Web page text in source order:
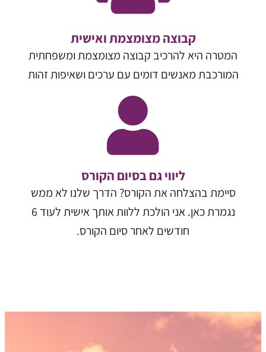
קבוצה מצומצמת ואישית
המטרה היא להרכיב קבוצה מצומצמת ומשפחתית
המורכבת מאנשים דומים עם ערכים ושאיפות זהות
ליווי גם בסיום הקורס
סיימת בהצלחה את הקורס? הדרך שלנו לא ממש
נגמרת כאן. אני הולכת ללוות אותך אישית לעוד 6
חודשים לאחר סיום הקורס.